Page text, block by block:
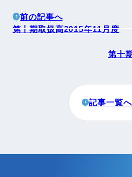
前の記事へ
第十期取扱高2015年11月度
第十
記事一覧